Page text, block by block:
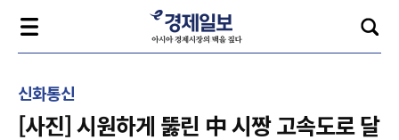
신화통신
[사진] 시원하게 뚫린 中 시짱 고속도로 달